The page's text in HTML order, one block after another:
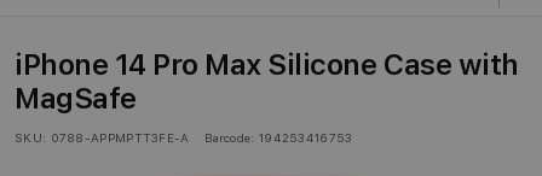
iPhone 14 Pro Max Silicone Case with
MagSafe
SKU: 0788-APPMPTT3FE-A Barcode: 194253416753